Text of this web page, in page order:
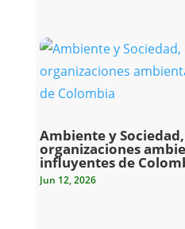
Ambiente y
organizaciones
influyentes de
Jun 12, 2026